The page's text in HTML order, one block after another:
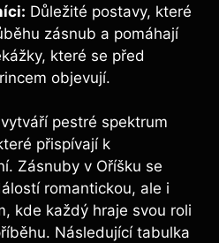
Důležité postavy, které
zásnub a pomáhají
které se před
objevují.
pestré spektrum
přispívají k
Zásnuby v Oříšku se
romantickou, ale i
kde každý hraje svou roli
Následující tabulka